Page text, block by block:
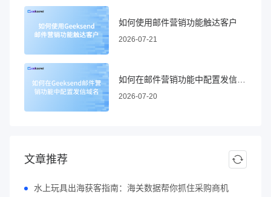
如何使用邮件营销功能触达客户
2026-07-21
2026-07-20
文章推荐
水上玩具出海获客指南：海关数据帮你抓住采购商机